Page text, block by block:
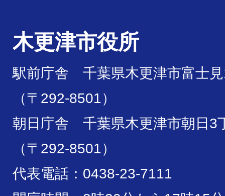
木更津市役所
駅前庁舎 千葉県木更津市富士
（〒292-8501）
朝日庁舎 千葉県木更津市朝日3
（〒292-8501）
代表電話：0438-23-7111